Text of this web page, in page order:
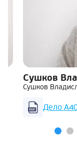
Сушков
Сушков
Дело